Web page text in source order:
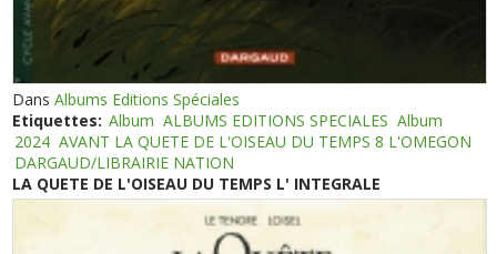
DansAlbums Editions Spéciales
Etiquettes: Album ALBUMS EDITIONS SPECIALES Album
2024 AVANT LA QUETE DE L'OISEAU DU TEMPS 8 L'OMEGON
DARGAUD/LIBRAIRIE NATION
LA QUETE DE L'OISEAU DU TEMPS L' INTEGRALE